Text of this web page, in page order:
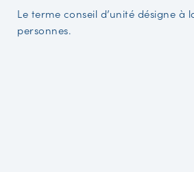
Le terme conseil d’unité désigne à
personnes.